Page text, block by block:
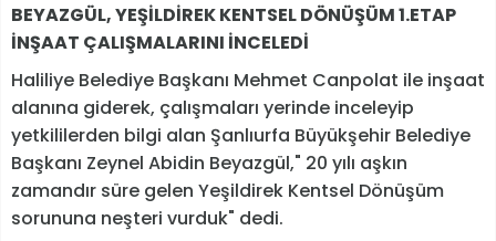
BEYAZGÜL, YEŞİLDİREK KENTSEL DÖNÜŞÜM 1.ETAP
İNŞAAT ÇALIŞMALARINI İNCELEDİ
Haliliye Belediye Başkanı Mehmet Canpolat ile inşaat
alanına giderek, çalışmaları yerinde inceleyip
yetkililerden bilgi alan Şanlıurfa Büyükşehir Belediye
Başkanı Zeynel Abidin Beyazgül," 20 yılı aşkın
zamandır süre gelen Yeşildirek Kentsel Dönüşüm
sorununa neşteri vurduk" dedi.